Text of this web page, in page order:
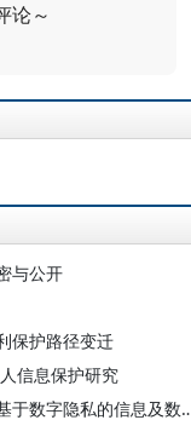
论～
与公开
保护路径变迁
信息保护研究
郭如愿：数字隐私保护的权利